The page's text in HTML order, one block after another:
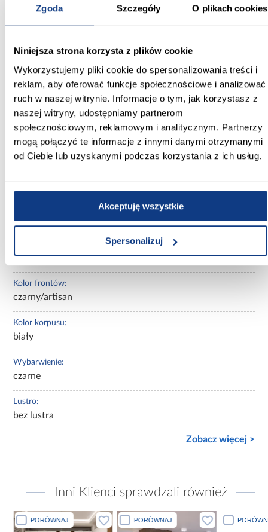
Zgoda Szczegóły O plikach cookies
Niniejsza strona korzysta z plików cookie
Wykorzystujemy pliki cookie do spersonalizowania treści i
reklam, aby oferować funkcje społecznościowe i analizować
ruch w naszej witrynie. Informacje o tym, jak korzystasz z
naszej witryny, udostępniamy partnerom
społecznościowym, reklamowym i analitycznym. Partnerzy
mogą połączyć te informacje z innymi danymi otrzymanymi
od Ciebie lub uzyskanymi podczas korzystania z ich usług.
Akceptuję wszystkie
Spersonalizuj
Informacje Transport Informacje o
Kształt:
Rodzaj drzwi:
przesuwne
Oświetlenie:
Nie
45.00
235.20
Kolor frontów:
czarny/artisan
Kolor korpusu:
biały
Wybarwienie:
czarne
Lustro:
bez lustra
Zobacz więcej >
Inni Klienci sprawdzali również
PORÓWNAJ PORÓWNAJ